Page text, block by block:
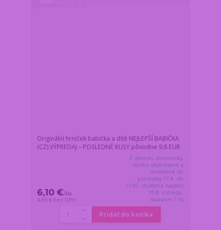
Originální hrníček babička a dítě NEJLEPŠÍ BABIČKA
(CZ) VÝPREDAJ – POSLEDNÉ KUSY pôvodne 9,8 EUR
6,10 €/ks
4,96 € bez DPH
Z dôvodu dovolenky,
všetko objednané a
uhradené do
pondelka 17.8. do
11:00, dodáme najskôr
19.8. v stredu.
Skladom 1 ks
Pridať do košíka